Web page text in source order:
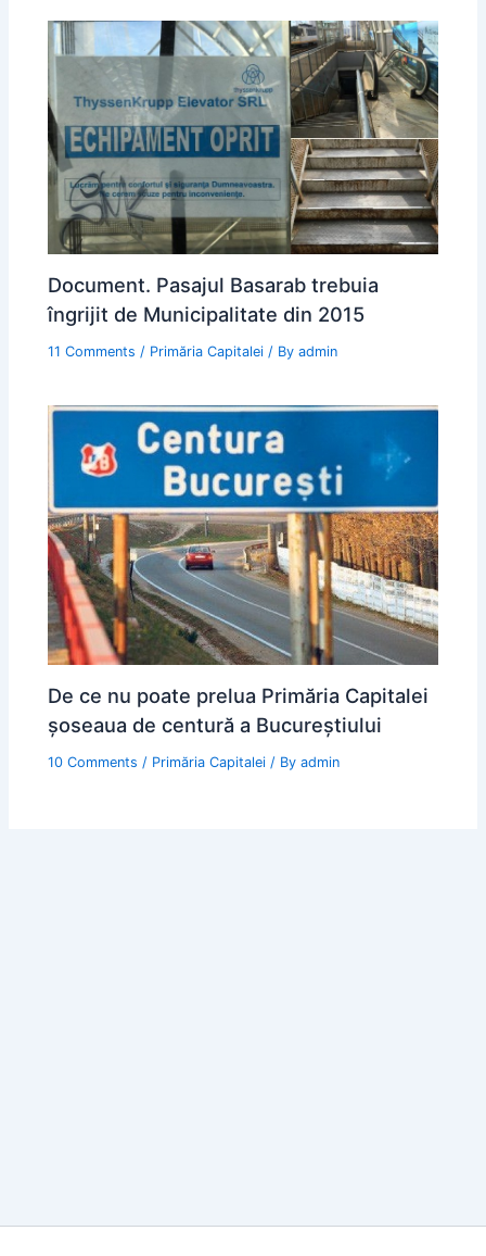
Document. Pasajul Basarab trebuia
îngrijit de Municipalitate din 2015
11 Comments / Primăria Capitalei / Byadmin
De ce nu poate prelua Primăria Capitalei
șoseaua de centură a Bucureștiului
10 Comments / Primăria Capitalei / Byadmin